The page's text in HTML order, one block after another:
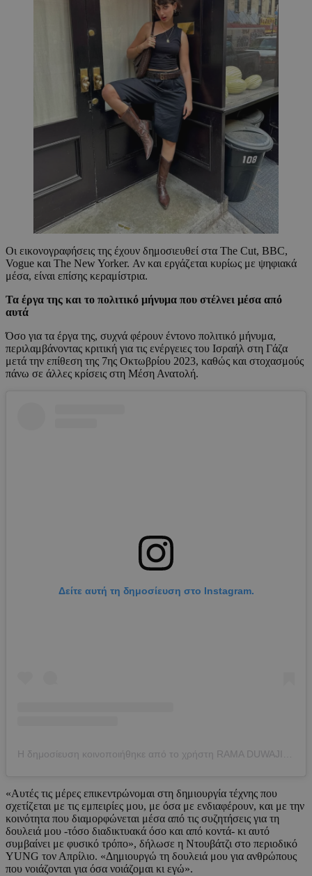
Οι εικονογραφήσεις της έχουν δημοσιευθεί στα The Cut, BBC,
Vogue και The New Yorker. Αν και εργάζεται κυρίως με ψηφιακά
μέσα, είναι επίσης κεραμίστρια.
Τα έργα της και το πολιτικό μήνυμα που στέλνει μέσα από
αυτά
Όσο για τα έργα της, συχνά φέρουν έντονο πολιτικό μήνυμα,
περιλαμβάνοντας κριτική για τις ενέργειες του Ισραήλ στη Γάζα
μετά την επίθεση της 7ης Οκτωβρίου 2023, καθώς και στοχασμούς
πάνω σε άλλες κρίσεις στη Μέση Ανατολή.
Δείτε αυτή τη δημοσίευση στο Instagram.
«Αυτές τις μέρες επικεντρώνομαι στη δημιουργία τέχνης που
σχετίζεται με τις εμπειρίες μου, με όσα με ενδιαφέρουν, και με την
κοινότητα που διαμορφώνεται μέσα από τις συζητήσεις για τη
δουλειά μου -τόσο διαδικτυακά όσο και από κοντά- κι αυτό
συμβαίνει με φυσικό τρόπο», δήλωσε η Ντουβάτζι στο περιοδικό
YUNG τον Απρίλιο. «Δημιουργώ τη δουλειά μου για ανθρώπους
που νοιάζονται για όσα νοιάζομαι κι εγώ».